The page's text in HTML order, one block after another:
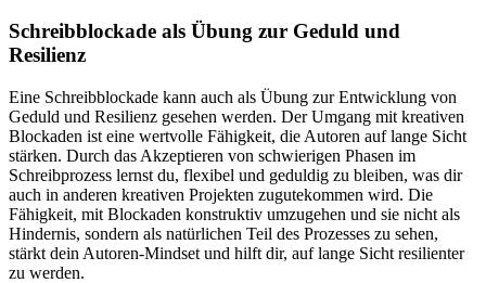
Schreibblockade als Übung zur Geduld und
Resilienz
Eine Schreibblockade kann auch als Übung zur Entwicklung von
Geduld und Resilienz gesehen werden. Der Umgang mit kreativen
Blockaden ist eine wertvolle Fähigkeit, die Autoren auf lange Sicht
stärken. Durch das Akzeptieren von schwierigen Phasen im
Schreibprozess lernst du, flexibel und geduldig zu bleiben, was dir
auch in anderen kreativen Projekten zugutekommen wird. Die
Fähigkeit, mit Blockaden konstruktiv umzugehen und sie nicht als
Hindernis, sondern als natürlichen Teil des Prozesses zu sehen,
stärkt dein Autoren-Mindset und hilft dir, auf lange Sicht resilienter
zu werden.